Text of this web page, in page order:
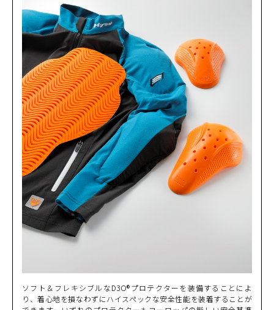
ソフト＆フレキシブルなD3O®プロテクターを装備することによ
り、着心地を損なわずにハイスペックな安全性能を装着することが